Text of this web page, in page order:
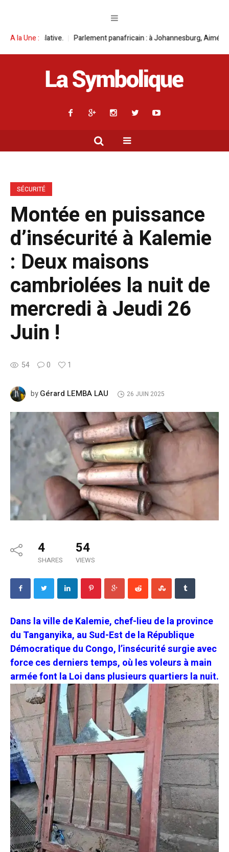
A la Une :
panafricain : à Johannesburg, Aimé Boji Sangara multiplie les
SÉCURITÉ
Montée en puissance
d’insécurité à Kalemie
: Deux maisons
cambriolées la nuit de
mercredi à Jeudi 26
Juin !
54 0 1
byGérard LEMBA LAU 26 JUIN 2025
4
SHARES
54
VIEWS
Dans la ville de Kalemie, chef-lieu de la province
du Tanganyika, au Sud-Est de la République
Démocratique du Congo, l’insécurité surgie avec
force ces derniers temps, où les voleurs à main
armée font la Loi dans plusieurs quartiers la nuit.